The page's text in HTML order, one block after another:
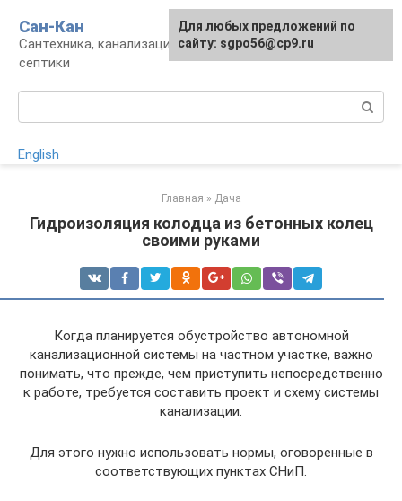
контенту
Сан-Кан
Сантехника, канализация, водопровод,
септики
English
Главная » Дача
Гидроизоляция колодца из бетонных колец
своими руками
Когда планируется обустройство автономной
канализационной системы на частном участке, важно
понимать, что прежде, чем приступить непосредственно
к работе, требуется составить проект и схему системы
канализации.
Для этого нужно использовать нормы, оговоренные в
соответствующих пунктах СНиП.
Для любых предложений по
сайту: sgpo56@cp9.ru